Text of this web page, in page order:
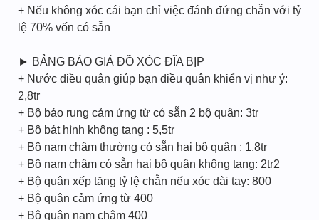
+ Nếu không xóc cái bạn chỉ việc đánh đứng chẵn với tỷ
lệ 70% vốn có sẵn
► BẢNG BÁO GIÁ ĐỒ XÓC ĐĨA BỊP
+ Nước điều quân giúp bạn điều quân khiển vị như ý:
2,8tr
+ Bộ báo rung cảm ứng từ có sẵn 2 bộ quân: 3tr
+ Bộ bát hình không tang : 5,5tr
+ Bộ nam châm thường có sẵn hai bộ quân : 1,8tr
+ Bộ nam châm có sẵn hai bộ quân không tang: 2tr2
+ Bộ quân xếp tăng tỷ lệ chẵn nếu xóc dài tay: 800
+ Bộ quân cảm ứng từ 400
+ Bộ quân nam châm 400